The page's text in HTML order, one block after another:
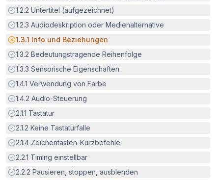
Erfüllt:
1.2.2 Untertitel (aufgezeichnet)
Erfüllt:
1.2.3 Audiodeskription oder Medienalternative
Potenzielle Barriere:
1.3.1 Info und Beziehungen
Erfüllt:
1.3.2 Bedeutungstragende Reihenfolge
Erfüllt:
1.3.3 Sensorische Eigenschaften
Erfüllt:
1.4.1 Verwendung von Farbe
Erfüllt:
1.4.2 Audio-Steuerung
Erfüllt:
2.1.1 Tastatur
Erfüllt:
2.1.2 Keine Tastaturfalle
Erfüllt:
2.1.4 Zeichentasten-Kurzbefehle
Erfüllt:
2.2.1 Timing einstellbar
Erfüllt:
2.2.2 Pausieren, stoppen, ausblenden